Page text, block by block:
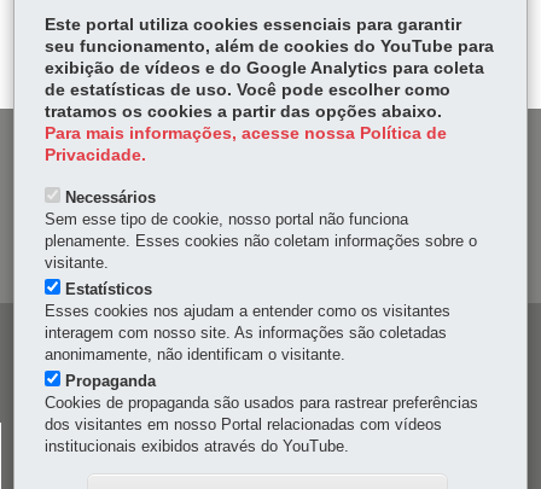
ok
itt
er
Ap
p
DENUNCIE CORRUPÇÃO
OUVIDORIA
Navegação
principal
CELEPAR
Rua Mateus Leme, 1561 - Bom Retiro-80520-174-Curitiba
Este portal utiliza cookies essenciais para garantir
seu funcionamento, além de cookies do YouTube para
exibição de vídeos e do Google Analytics para coleta
de estatísticas de uso. Você pode escolher como
tratamos os cookies a partir das opções abaixo.
Para mais informações, acesse nossa Política de
Privacidade.
Necessários
Sem esse tipo de cookie, nosso portal não funciona
plenamente. Esses cookies não coletam informações sobre o
visitante.
Estatísticos
Esses cookies nos ajudam a entender como os visitantes
interagem com nosso site. As informações são coletadas
anonimamente, não identificam o visitante.
Propaganda
Cookies de propaganda são usados para rastrear preferências
dos visitantes em nosso Portal relacionadas com vídeos
institucionais exibidos através do YouTube.